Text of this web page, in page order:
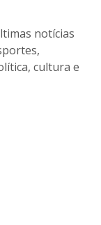
notícias
cultura e